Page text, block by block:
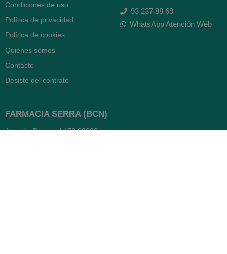
Condiciones de uso
Política de privacidad
Política de cookies
Quiénes somos
Contacto
Desiste del contrato
93 237 88 69
WhatsApp Atención Web
FARMACIA SERRA (BCN)
Avenida Diagonal 47808006 -